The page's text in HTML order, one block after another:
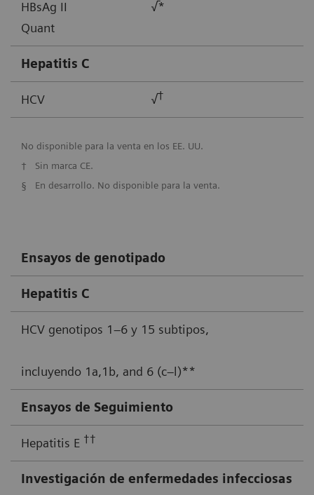
HBsAg II
Quant
√*
Hepatitis C
HCV √†
No disponible para la venta en los EE. UU.
†
Sin marca CE.
§
En desarrollo. No disponible para la venta.
Ensayos de genotipado
Hepatitis C
HCV genotipos 1–6 y 15 subtipos,
incluyendo 1a,1b, and 6 (c–l)**
Ensayos de Seguimiento
Hepatitis E ††
Investigación de enfermedades infecciosas